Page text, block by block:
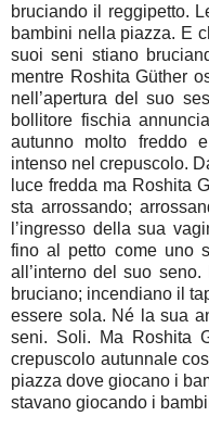
bruciando il reggipetto.
bambini nella piazza. E
suoi seni stiano
mentre Roshita Güther
nell’apertura del suo
bollitore fischia
autunno molto freddo
intenso nel crepuscolo.
luce fredda ma Roshita
sta arrossando;
l’ingresso della sua
fino al petto come uno
all’interno del suo
bruciano; incendiano il
essere sola. Né la sua
seni. Soli. Ma Roshita
crepuscolo autunnale
piazza dove giocano i
stavano giocando i